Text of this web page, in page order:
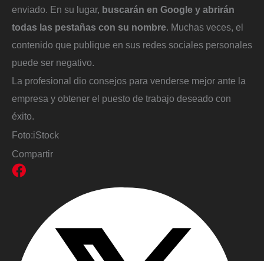
enviado. En su lugar, buscarán en Google y abrirán
todas las pestañas con su nombre. Muchas veces, el
contenido que publique en sus redes sociales personales
puede ser negativo.
La profesional dio consejos para venderse mejor ante la
empresa y obtener el puesto de trabajo deseado con
éxito.
Foto:iStock
Compartir